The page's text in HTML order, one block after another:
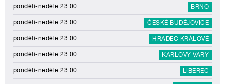
pondělí-neděle 23:00 BRNO
pondělí-neděle 23:00 ČESKÉ BUDĚJOVICE
pondělí-neděle 23:00 HRADEC KRÁLOVÉ
pondělí-neděle 23:00 KARLOVY VARY
pondělí-neděle 23:00 LIBEREC